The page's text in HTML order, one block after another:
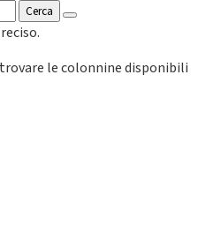
Cerca
le colonnine disponibili